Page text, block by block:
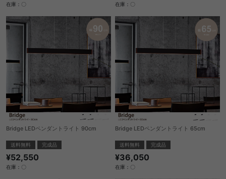
在庫：〇 在庫：〇
Bridge LEDペンダントライト 90cm
送料無料 完成品
¥52,550
在庫：〇
Bridge LEDペンダントライト 65cm
送料無料 完成品
¥36,050
在庫：〇